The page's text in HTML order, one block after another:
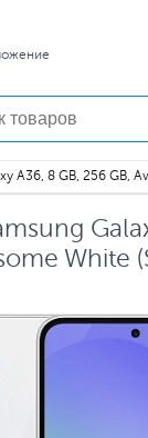
A36, 8 GB, 256 GB,
White